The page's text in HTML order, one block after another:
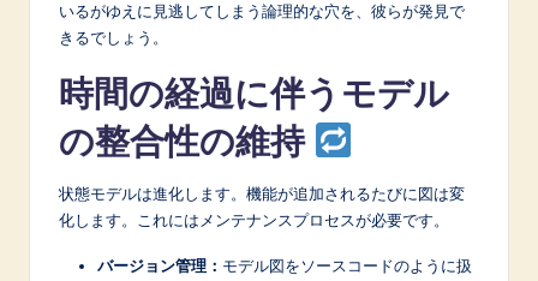
いるがゆえに見逃してしまう論理的な穴を、彼らが発見で
きるでしょう。
時間の経過に伴うモデル
の整合性の維持
状態モデルは進化します。機能が追加されるたびに図は変
化します。これにはメンテナンスプロセスが必要です。
バージョン管理： モデル図をソースコードのように扱